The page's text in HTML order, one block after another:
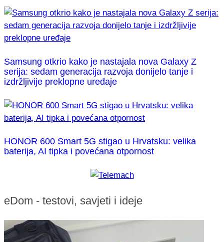
Samsung otkrio kako je nastajala nova Galaxy Z
serija: sedam generacija razvoja donijelo tanje i
izdržljivije preklopne uređaje
HONOR 600 Smart 5G stigao u Hrvatsku: velika
baterija, AI tipka i povećana otpornost
eDom - testovi, savjeti i ideje